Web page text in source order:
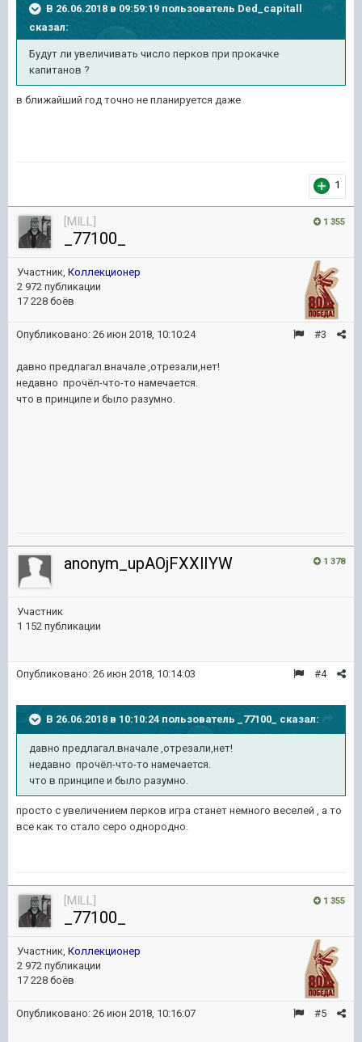
В 26.06.2018 в 09:59:19 пользователь Ded_capitall
сказал:
Будут ли увеличивать число перков при прокачке
капитанов ?
в ближайший год точно не планируется даже
1
1 355
[MILL]
_77100_
Участник, Коллекционер
2 972 публикации
17 228 боёв
#3
Опубликовано: 26 июн 2018, 10:10:24
давно предлагал.вначале ,отрезали,нет!
недавно прочёл-что-то намечается.
что в принципе и было разумно.
1 378
anonym_upAOjFXXlIYW
Участник
1 152 публикации
#4
Опубликовано: 26 июн 2018, 10:14:03
В 26.06.2018 в 10:10:24 пользователь _77100_ сказал:
давно предлагал.вначале ,отрезали,нет!
недавно прочёл-что-то намечается.
что в принципе и было разумно.
просто с увеличением перков игра станет немного веселей , а то
все как то стало серо однородно.
1 355
[MILL]
_77100_
Участник, Коллекционер
2 972 публикации
17 228 боёв
#5
Опубликовано: 26 июн 2018, 10:16:07